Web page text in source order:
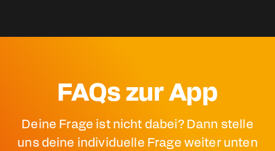
FAQs zur App
Deine Frage ist nicht dabei? Dann stelle
uns deine individuelle Frage weiter unten